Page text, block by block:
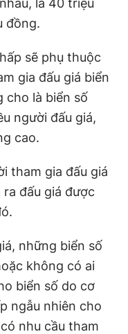
đồng.
sẽ phụ thuộc
gia đấu giá biển
cho là biển số
người đấu giá,
cao.
tham gia đấu giá
đấu giá được
những biển số
không có ai
biển số do cơ
ngẫu nhiên cho
nhu cầu tham